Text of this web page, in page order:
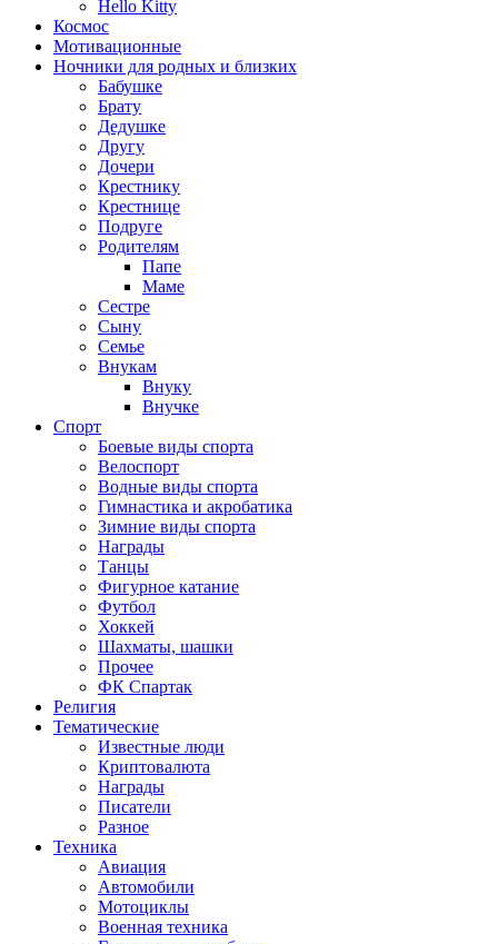
Hello Kitty
Космос
Мотивационные
Ночники для родных и близких
Бабушке
Брату
Дедушке
Другу
Дочери
Крестнику
Крестнице
Подруге
Родителям
Папе
Маме
Сестре
Сыну
Семье
Внукам
Внуку
Внучке
Спорт
Боевые виды спорта
Велоспорт
Водные виды спорта
Гимнастика и акробатика
Зимние виды спорта
Награды
Танцы
Фигурное катание
Футбол
Хоккей
Шахматы, шашки
Прочее
ФК Спартак
Религия
Тематические
Известные люди
Криптовалюта
Награды
Писатели
Разное
Техника
Авиация
Автомобили
Мотоциклы
Военная техника